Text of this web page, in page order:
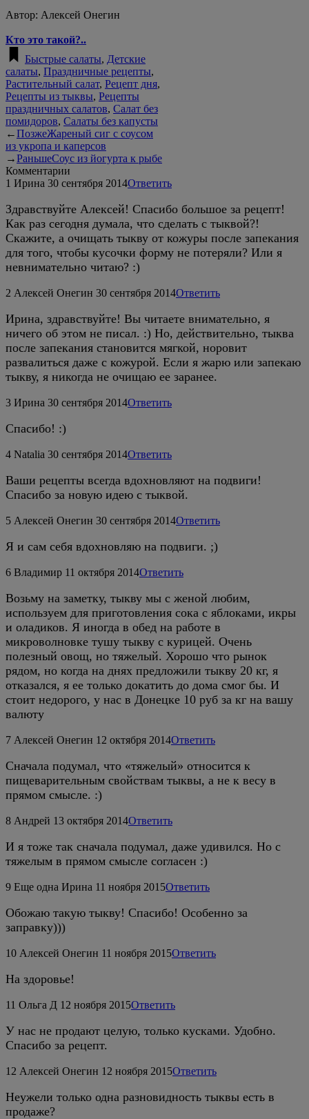
Автор: Алексей Онегин
Кто это такой?..
Быстрые салаты, Детские
салаты, Праздничные рецепты,
Растительный салат, Рецепт дня,
Рецепты из тыквы, Рецепты
праздничных салатов, Салат без
помидоров, Салаты без капусты
←ПозжеЖареный сиг с соусом
из укропа и каперсов
→РаньшеСоус из йогурта к рыбе
Комментарии
1 Ирина 30 сентября 2014Ответить
Здравствуйте Алексей! Спасибо большое за рецепт!
Как раз сегодня думала, что сделать с тыквой?!
Скажите, а очищать тыкву от кожуры после запекания
для того, чтобы кусочки форму не потеряли? Или я
невнимательно читаю? :)
2 Алексей Онегин 30 сентября 2014Ответить
Ирина, здравствуйте! Вы читаете внимательно, я
ничего об этом не писал. :) Но, действительно, тыква
после запекания становится мягкой, норовит
развалиться даже с кожурой. Если я жарю или запекаю
тыкву, я никогда не очищаю ее заранее.
3 Ирина 30 сентября 2014Ответить
Спасибо! :)
4 Natalia 30 сентября 2014Ответить
Ваши рецепты всегда вдохновляют на подвиги!
Спасибо за новую идею с тыквой.
5 Алексей Онегин 30 сентября 2014Ответить
Я и сам себя вдохновляю на подвиги. ;)
6 Владимир 11 октября 2014Ответить
Возьму на заметку, тыкву мы с женой любим,
используем для приготовления сока с яблоками, икры
и оладиков. Я иногда в обед на работе в
микроволновке тушу тыкву с курицей. Очень
полезный овощ, но тяжелый. Хорошо что рынок
рядом, но когда на днях предложили тыкву 20 кг, я
отказался, я ее только докатить до дома смог бы. И
стоит недорого, у нас в Донецке 10 руб за кг на вашу
валюту
7 Алексей Онегин 12 октября 2014Ответить
Сначала подумал, что «тяжелый» относится к
пищеварительным свойствам тыквы, а не к весу в
прямом смысле. :)
8 Андрей 13 октября 2014Ответить
И я тоже так сначала подумал, даже удивился. Но с
тяжелым в прямом смысле согласен :)
9 Еще одна Ирина 11 ноября 2015Ответить
Обожаю такую тыкву! Спасибо! Особенно за
заправку)))
10 Алексей Онегин 11 ноября 2015Ответить
На здоровье!
11 Ольга Д 12 ноября 2015Ответить
У нас не продают целую, только кусками. Удобно.
Спасибо за рецепт.
12 Алексей Онегин 12 ноября 2015Ответить
Неужели только одна разновидность тыквы есть в
продаже?